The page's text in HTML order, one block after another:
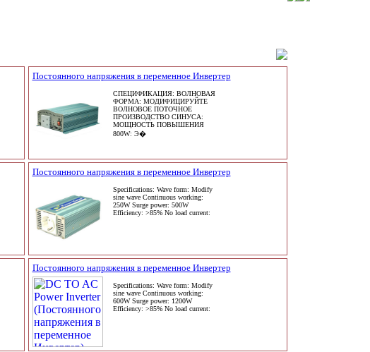
Постоянного напряжения в переменное Инвертер
СПЕЦИФИКАЦИЯ: ВОЛНОВАЯ
ФОРМА: МОДИФИЦИРУЙТЕ
ВОЛНОВОЕ ПОТОЧНОЕ
ПРОИЗВОДСТВО СИНУСА:
МОЩНОСТЬ ПОВЫШЕНИЯ
800W: Э�
Постоянного напряжения в переменное Инвертер
Specifications: Wave form: Modify
sine wave Continuous working:
250W Surge power: 500W
Efficiency: >85% No load current:
Постоянного напряжения в переменное Инвертер
Specifications: Wave form: Modify
sine wave Continuous working:
600W Surge power: 1200W
Efficiency: >85% No load current: